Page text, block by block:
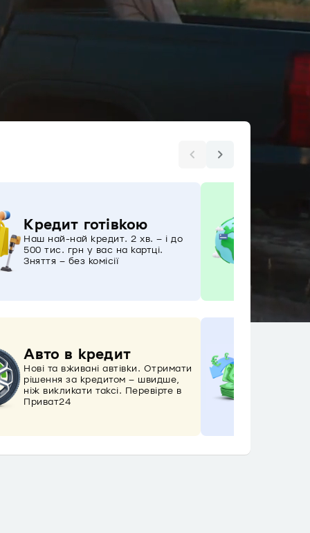
Кредит готівкою
Наш най-най кредит. 2 хв. – і до
500 тис. грн у вас на картці.
Зняття – без комісії
Авто в кредит
Нові та вживані автівки. Отримати
рішення за кредитом – швидше,
ніж викликати таксі. Перевірте в
Приват24